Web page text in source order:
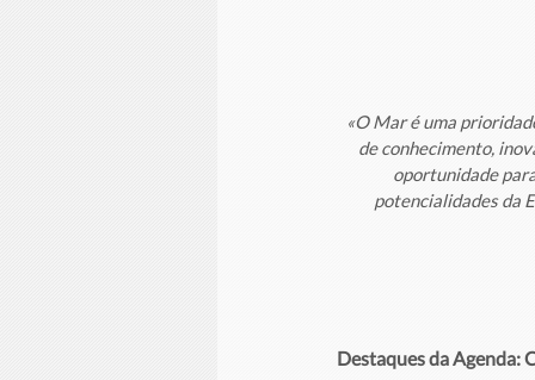
«O Mar é uma
de conhecimento,
oportunidade
potencialidades da
Destaques da Agenda: